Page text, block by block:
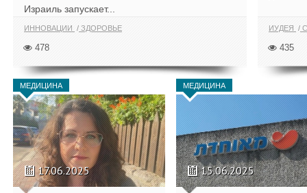
Израиль запускает...
ИННОВАЦИИ ЗДОРОВЬЕ
478
ИУДЕЯ
435
МЕДИЦИНА
17.06.2025
МЕДИЦИНА
15.06.2025